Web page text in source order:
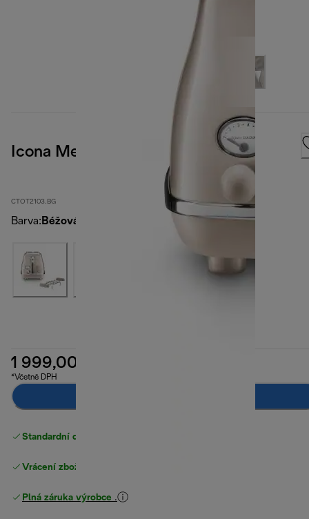
Icona Metallics
CTOT2103.BG
Barva: Béžová
1 999,00 Kč
*Včetně DPH
Standardní doručení zdarma
Vrácení zboží zdarma
Plná záruka výrobce .